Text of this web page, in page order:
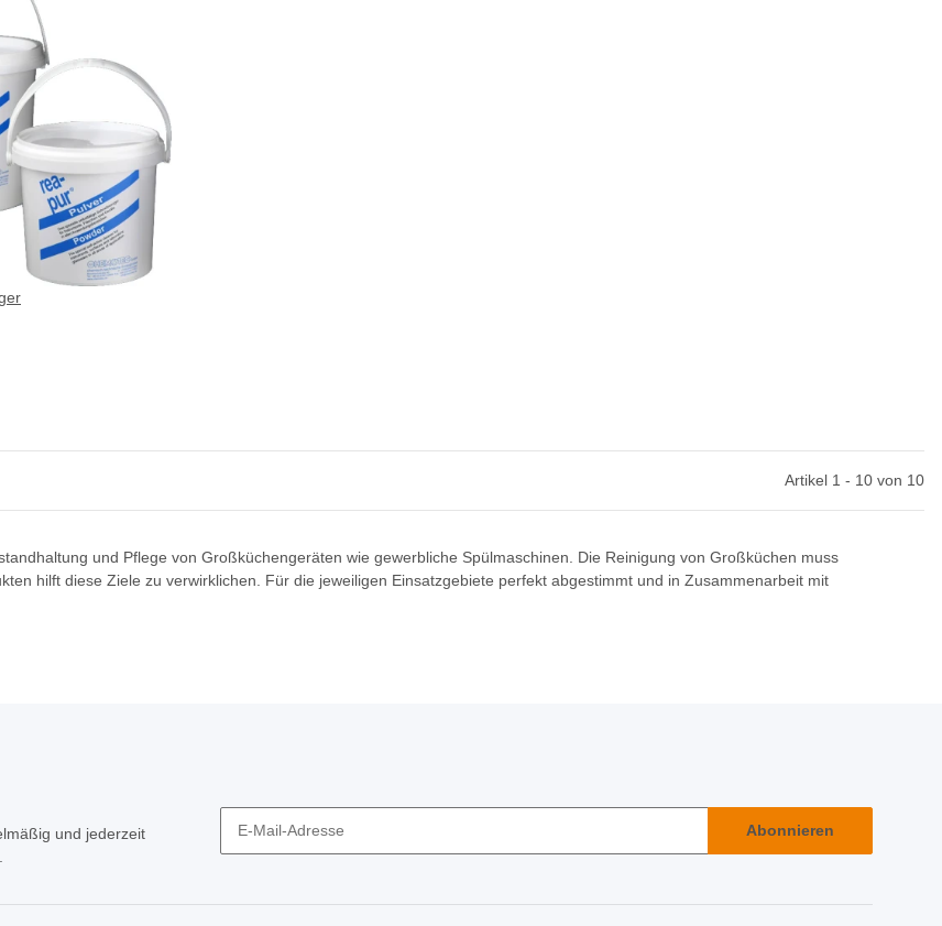
Artikel 1 - 10 von 10
und Pflege von Großküchengeräten wie gewerbliche Spülmaschinen. Die Reinigung von Großküchen muss
hilft diese Ziele zu verwirklichen. Für die jeweiligen Einsatzgebiete perfekt abgestimmt und in Zusammenarbeit mit
und jederzeit
Abonnieren